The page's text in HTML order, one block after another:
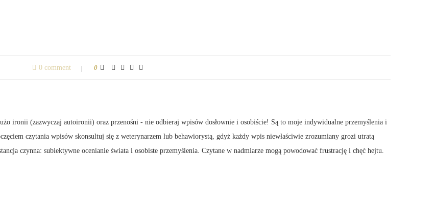
0 comment 0
ironii (zazwyczaj autoironii) oraz przenośni - nie odbieraj wpisów dosłownie i osobiście! Są to moje indywidualne przemyślenia i
czytania wpisów skonsultuj się z weterynarzem lub behawiorystą, gdyż każdy wpis niewłaściwie zrozumiany grozi utratą
czynna: subiektywne ocenianie świata i osobiste przemyślenia. Czytane w nadmiarze mogą powodować frustrację i chęć hejtu.